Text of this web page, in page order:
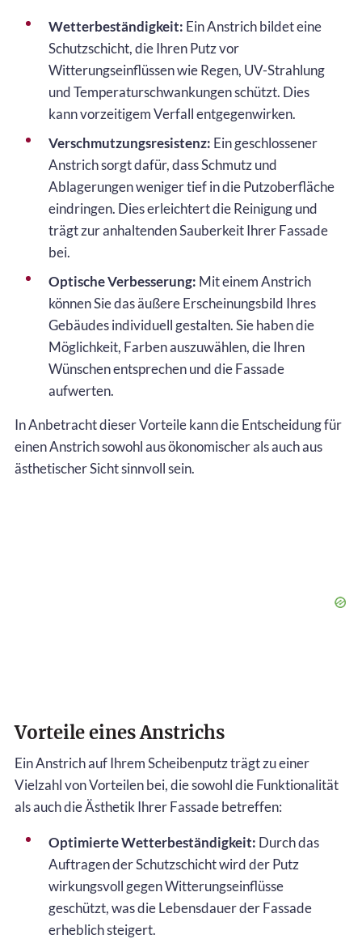
Wetterbeständigkeit: Ein Anstrich bildet eine
Schutzschicht, die Ihren Putz vor
Witterungseinflüssen wie Regen, UV-Strahlung
und Temperaturschwankungen schützt. Dies
kann vorzeitigem Verfall entgegenwirken.
Verschmutzungsresistenz: Ein geschlossener
Anstrich sorgt dafür, dass Schmutz und
Ablagerungen weniger tief in die Putzoberfläche
eindringen. Dies erleichtert die Reinigung und
trägt zur anhaltenden Sauberkeit Ihrer Fassade
bei.
Optische Verbesserung: Mit einem Anstrich
können Sie das äußere Erscheinungsbild Ihres
Gebäudes individuell gestalten. Sie haben die
Möglichkeit, Farben auszuwählen, die Ihren
Wünschen entsprechen und die Fassade
aufwerten.
In Anbetracht dieser Vorteile kann die Entscheidung für
einen Anstrich sowohl aus ökonomischer als auch aus
ästhetischer Sicht sinnvoll sein.
Vorteile eines Anstrichs
Ein Anstrich auf Ihrem Scheibenputz trägt zu einer
Vielzahl von Vorteilen bei, die sowohl die Funktionalität
als auch die Ästhetik Ihrer Fassade betreffen:
Optimierte Wetterbeständigkeit: Durch das
Auftragen der Schutzschicht wird der Putz
wirkungsvoll gegen Witterungseinflüsse
geschützt, was die Lebensdauer der Fassade
erheblich steigert.